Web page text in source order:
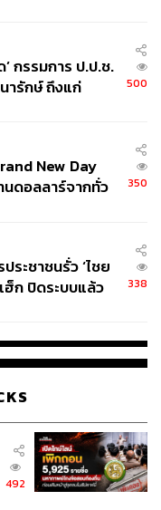
กรรมการ ป.ป.ช.
ารักษ์ ถึงแก่
500
New Day
นดอลลาร์จากทั่ว
350
ระชาชนรั่ว ‘ไชย
ฮ็ก ปิดระบบแล้ว
338
492